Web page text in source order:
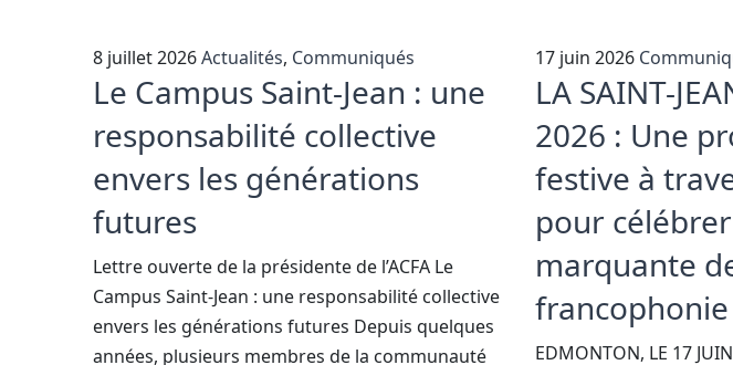
8 juillet 2026Actualités, Communiqués
Le Campus Saint-Jean : une
responsabilité collective
envers les générations
futures
Lettre ouverte de la présidente de l’ACFA Le
Campus Saint-Jean : une responsabilité collective
envers les générations futures Depuis quelques
années, plusieurs membres de la communauté
17 juin 2026
LA SAINT-
2026 : Une
festive à
pour
marquante
francophonie
EDMONTON, LE 17